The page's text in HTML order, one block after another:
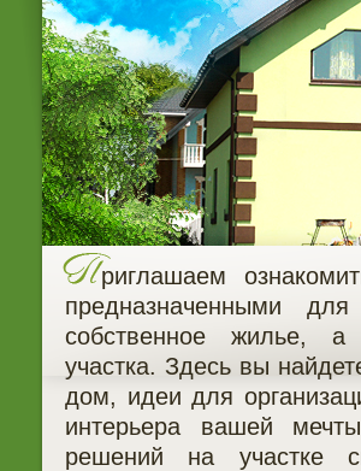
риглашаем
предназначенными
собственное жилье, а
участка. Здесь вы
дом, идеи для
интерьера вашей
решений на участке